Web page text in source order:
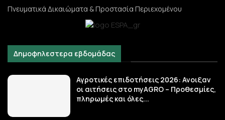
Πνευματικά Δικαιώματα & Προστασία Περιεχομένου
Δημοφηλεστερα εβδομάδας
Αγροτικές επιδοτήσεις 2026: Ανοιξαν
οι αιτήσεις στο myAGRO – Προθεσμίες,
πληρωμές και όλες...